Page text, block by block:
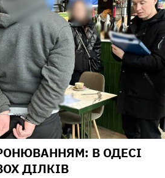
В ОДЕСІ
ДІЛКІВ